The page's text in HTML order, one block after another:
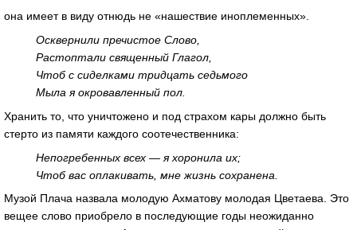
она имеет в виду отнюдь не «нашествие иноплеменных».
Осквернили пречистое Слово,
Растоптали священный Глагол,
Чтоб с сиделками тридцать седьмого
Мыла я окровавленный пол.
Хранить то, что уничтожено и под страхом кары должно быть
стерто из памяти каждого соотечественника:
Непогребенных всех — я хоронила их;
Чтоб вас оплакивать, мне жизнь сохранена.
Музой Плача назвала молодую Ахматову молодая Цветаева. Это
вещее слово приобрело в последующие годы неожиданно